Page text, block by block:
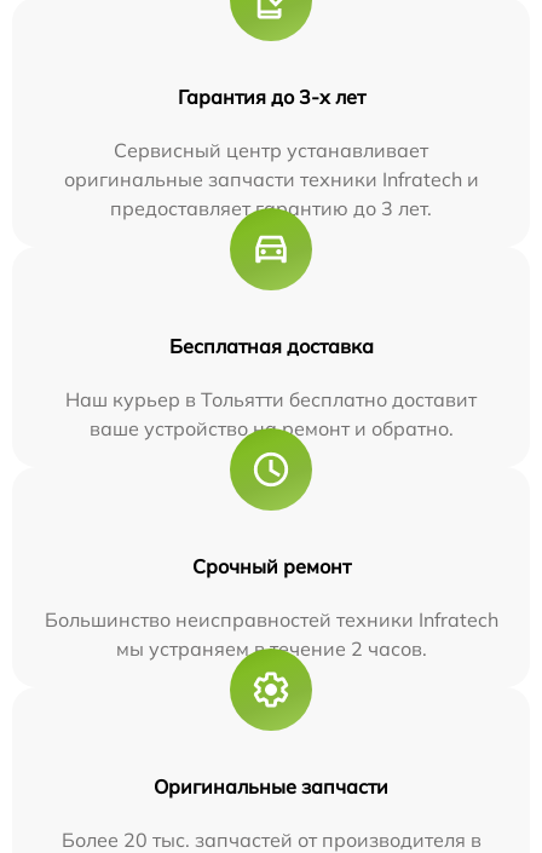
Гарантия до 3-х лет
Сервисный центр устанавливает
оригинальные запчасти техники Infratech и
предоставляет гарантию до 3 лет.
Бесплатная доставка
Наш курьер в Тольятти бесплатно доставит
ваше устройство на ремонт и обратно.
Срочный ремонт
Большинство неисправностей техники Infratech
мы устраняем в течение 2 часов.
Оригинальные запчасти
Более 20 тыс. запчастей от производителя в